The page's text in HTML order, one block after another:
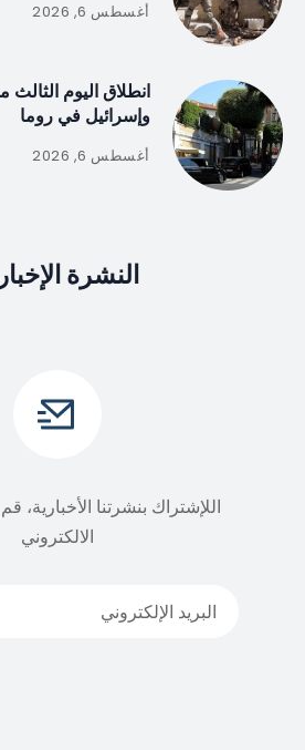
أغسطس 6, 2026
انطلاق اليوم
وإسرائيل في روما
أغسطس 6, 2026
النشرة
اللإشتراك بنشرتنا الأخبارية،
الالكتروني